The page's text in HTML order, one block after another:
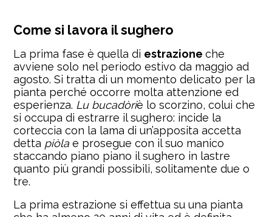
Come si lavora il sughero
La prima fase è quella di estrazioneche
avviene solo nel periodo estivo da maggio ad
agosto. Si tratta di un momento delicato per la
pianta perché occorre molta attenzione ed
esperienza. Lu bucadòriè lo scorzino, colui che
si occupa di estrarre il sughero: incide la
corteccia con la lama di un’apposita accetta
detta piòla e prosegue con il suo manico
staccando piano piano il sughero in lastre
quanto più grandi possibili, solitamente due o
tre.
La prima estrazione si effettua su una pianta